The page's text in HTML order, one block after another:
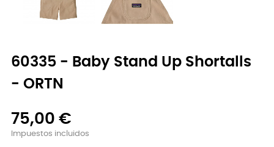
60335 - Baby Stand Up Shortalls
- ORTN
75,00 €
Impuestos incluidos